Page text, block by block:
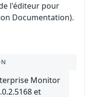
l'éditeur pour
Documentation).
Monitor
et